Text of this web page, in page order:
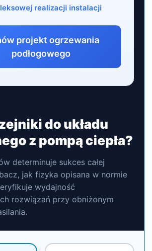
realizacji instalacji
projekt ogrzewania
podłogowego
do układu
z pompą ciepła?
determinuje sukces całej
jak fizyka opisana w normie
wydajność
rozwiązań przy obniżonym